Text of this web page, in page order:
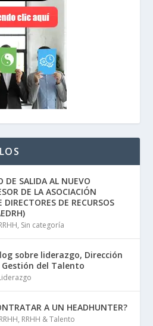
DE SALIDA AL NUEVO
DE LA ASOCIACIÓN
DIRECTORES DE RECURSOS
, Sin categoría
sobre liderazgo, Dirección
Gestión del Talento
A UN HEADHUNTER?
RRHH, RRHH & Talento